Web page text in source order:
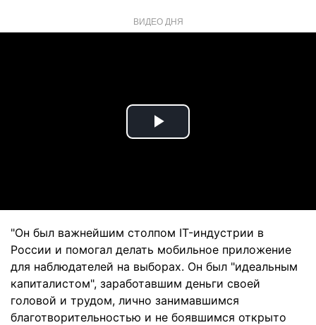
ВИДЕО ДНЯ
Play
"Он был важнейшим столпом IT-индустрии в
России и помогал делать мобильное приложение
для наблюдателей на выборах. Он был "идеальным
капиталистом", заработавшим деньги своей
головой и трудом, лично занимавшимся
благотворительностью и не боявшимся открыто